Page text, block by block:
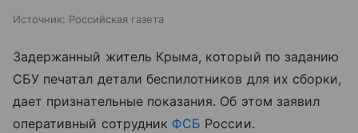
Источник: Российская газета
Задержанный житель Крыма, который по заданию
СБУ печатал детали беспилотников для их сборки,
дает признательные показания. Об этом заявил
оперативный сотрудник ФСБ России.